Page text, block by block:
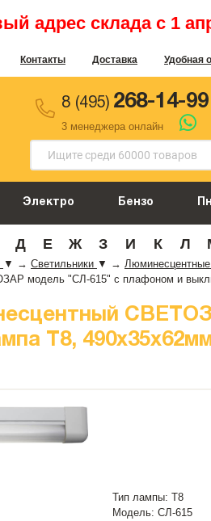
адрес склада с 1
Контакты Доставка Удобная
8 (495) 268-14-99
3 менеджера онлайн
Электро Бензо
Д Е Ж З И К Л
▼ → Светильники ▼ → Люминесцентные
модель "СЛ-615" с плафоном и
Т8,
Тип лампы: Т8
Модель: СЛ-615